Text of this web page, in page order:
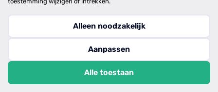
Copyright © 2026
privacy- en cookiebeleid
Alleen noodzakelijk
Aanpassen
Alle toestaan